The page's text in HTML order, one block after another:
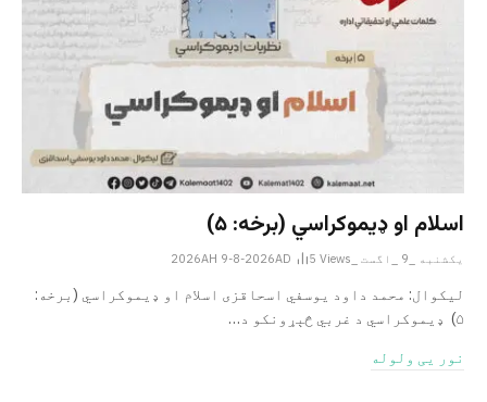
اسلام او ډیموکراسي (برخه: ۵)
یکشنبه _9 _اگست _2026AH 9-8-2026AD 5 Views
لیکوال: محمد داود یوسفي اسحاقزی اسلام او ډیموکراسي (برخه:
۵) ډیموکراسي د غربي څېړونکو د…
نور یی ولوله